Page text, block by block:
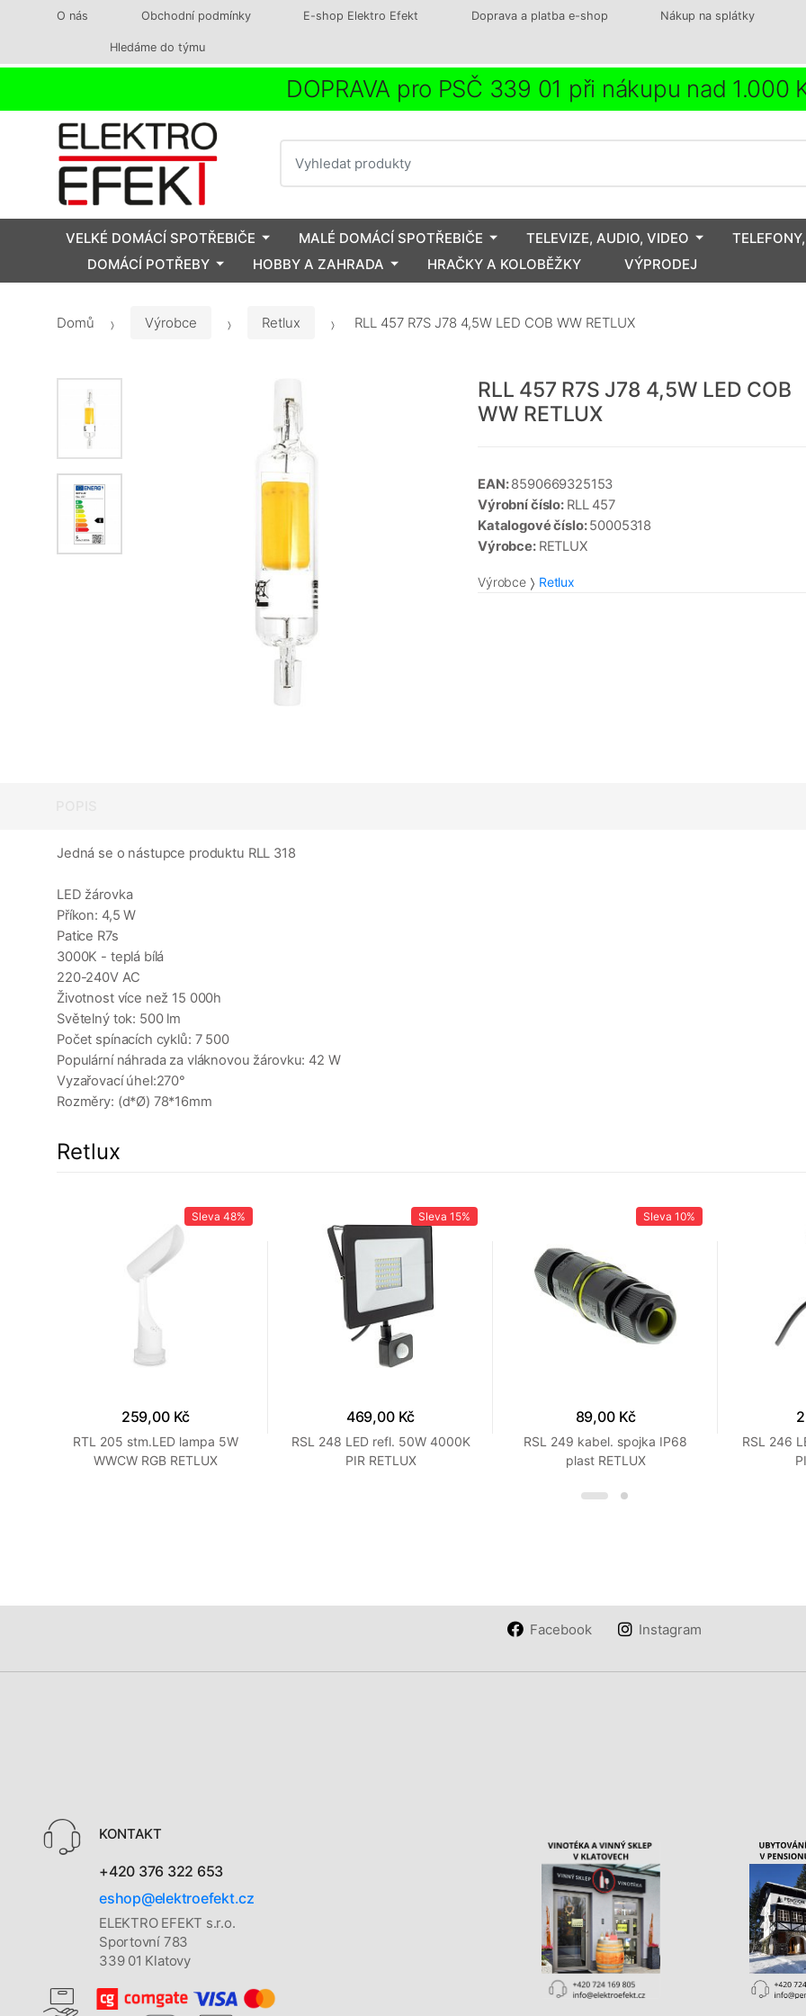
O nás Obchodní podmínky E-shop Elektro Efekt Doprava a platba e-shop Nákup na splátky
Hledáme do týmu
DOPRAVA pro PSČ 339 01 při nákupu nad 1.000
VELKÉ DOMÁCÍ SPOTŘEBIČE MALÉ DOMÁCÍ SPOTŘEBIČE TELEVIZE, AUDIO, VIDEO
DOMÁCÍ POTŘEBY
HOBBY A ZAHRADA HRAČKY A KOLOBĚŽKY VÝPRODEJ
Domů Výrobce Retlux RLL 457 R7S J78 4,5W LED COB WW RETLUX
RLL 457 R7S J78 4,5W LED COB
WW RETLUX
EAN:8590669325153
Výrobní číslo: RLL 457
Katalogové číslo:50005318
Výrobce: RETLUX
Výrobce Retlux
Jedná se o nástupce produktu RLL 318
LED žárovka
Příkon: 4,5 W
Patice R7s
3000K - teplá bílá
220-240V AC
Životnost více než 15 000h
Světelný tok: 500 lm
Počet spínacích cyklů: 7 500
Populární náhrada za vláknovou žárovku: 42 W
Vyzařovací úhel:270°
Rozměry: (d*Ø) 78*16mm
Retlux
Sleva 48%
259,00 Kč
RTL 205 stm.LED lampa 5W
WWCW RGB RETLUX
Sleva 15%
469,00 Kč
RSL 248 LED refl. 50W 4000K
PIR RETLUX
Sleva 10%
89,00 Kč
RSL 249 kabel. spojka IP68
plast RETLUX
RSL 246
Facebook Instagram
KONTAKT
+420 376 322 653
eshop@elektroefekt.cz
ELEKTRO EFEKT s.r.o.
Sportovní 783
339 01 Klatovy